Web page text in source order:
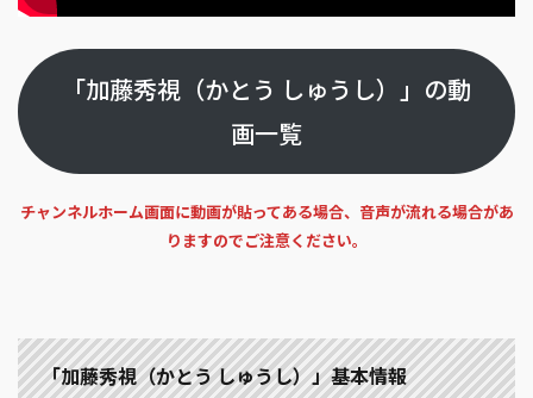
「加藤秀視（かとう しゅうし）」の動
画一覧
チャンネルホーム画面に動画が貼ってある場合、音声が流れる場合があ
りますのでご注意ください。
「加藤秀視（かとう しゅうし）」基本情報